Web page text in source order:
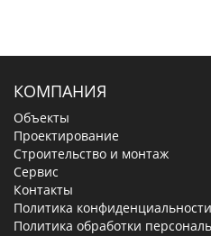
КОМПАНИЯ
Объекты
Проектирование
Строительство и монтаж
Сервис
Контакты
Политика конфиденциальности
Политика обработки